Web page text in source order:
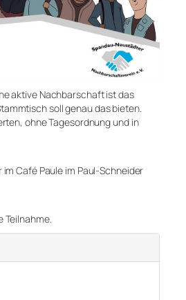
aktive Nachbarschaft ist das
soll genau das bieten.
ohne Tagesordnung und in
Café Paule im Paul-Schneider
Teilnahme.